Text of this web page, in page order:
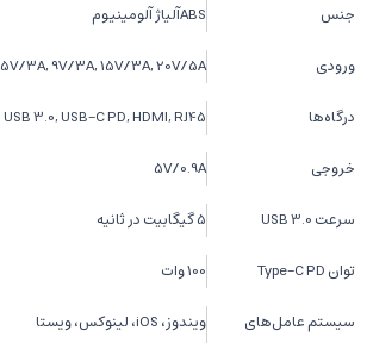
جنس ABSآلیاژ آلومینیوم
ورودی 5V/3A, 9V/3A, 15V/3A, 20V/5A
درگاه‌ها USB 3.0, USB-C PD, HDMI, RJ45
خروجی 5V/0.9A
سرعت USB 3.0 5 گیگابیت در ثانیه
توان Type-C PD 100 وات
سیستم عامل‌های
ویندوز، iOS، لینوکس، ویستا